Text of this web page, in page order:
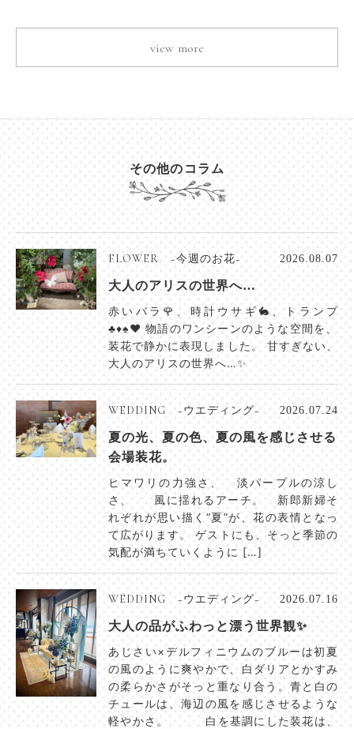
view more
その他のコラム
FLOWER −今週のお花− 2026.08.07
大人のアリスの世界へ…
赤いバラ🌹、時計ウサギ🐇、トランプ
♣️♦️♠️♥️ 物語のワンシーンのような空間を、
装花で静かに表現しました。 甘すぎない、
大人のアリスの世界へ…✨
WEDDING −ウエディング− 2026.07.24
夏の光、夏の色、夏の風を感じさせる
会場装花。
ヒマワリの力強さ、 淡パープルの涼し
さ、 風に揺れるアーチ。 新郎新婦そ
れぞれが思い描く“夏”が、花の表情となっ
て広がります。 ゲストにも、そっと季節の
気配が満ちていくように […]
WEDDING −ウエディング− 2026.07.16
大人の品がふわっと漂う世界観✨
あじさい×デルフィニウムのブルーは初夏
の風のように爽やかで、白ダリアとかすみ
の柔らかさがそっと重なり合う。青と白の
チュールは、海辺の風を感じさせるような
軽やかさ。 白を基調にした装花は、